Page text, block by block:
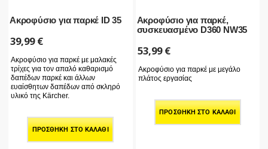
Ακροφύσιο για παρκέ ID 35
39,99€
Ακροφύσιο για παρκέ με μαλακές
τρίχες για τον απαλό καθαρισμό
δαπέδων παρκέ και άλλων
ευαίσθητων δαπέδων από σκληρό
υλικό της Kärcher.
ΠΡΟΣΘΉΚΗ ΣΤΟ ΚΑΛΆΘΙ
Ακροφύσιο για παρκέ,
συσκευασμένο D360 NW35
53,99€
Ακροφύσιο για παρκέ με μεγάλο
πλάτος εργασίας
ΠΡΟΣΘΉΚΗ ΣΤΟ ΚΑΛΆΘΙ